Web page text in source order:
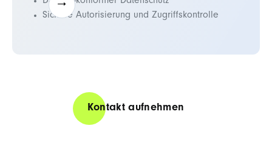
Sichere Autorisierung und Zugriffskontrolle
Kontakt aufnehmen